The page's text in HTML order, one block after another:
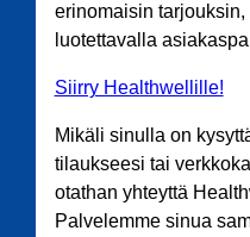
erinomaisin
luotettavalla
Siirry Healthwellille!
Mikäli sinulla on
tilaukseesi tai
otathan yhteyttä
Palvelemme sinua